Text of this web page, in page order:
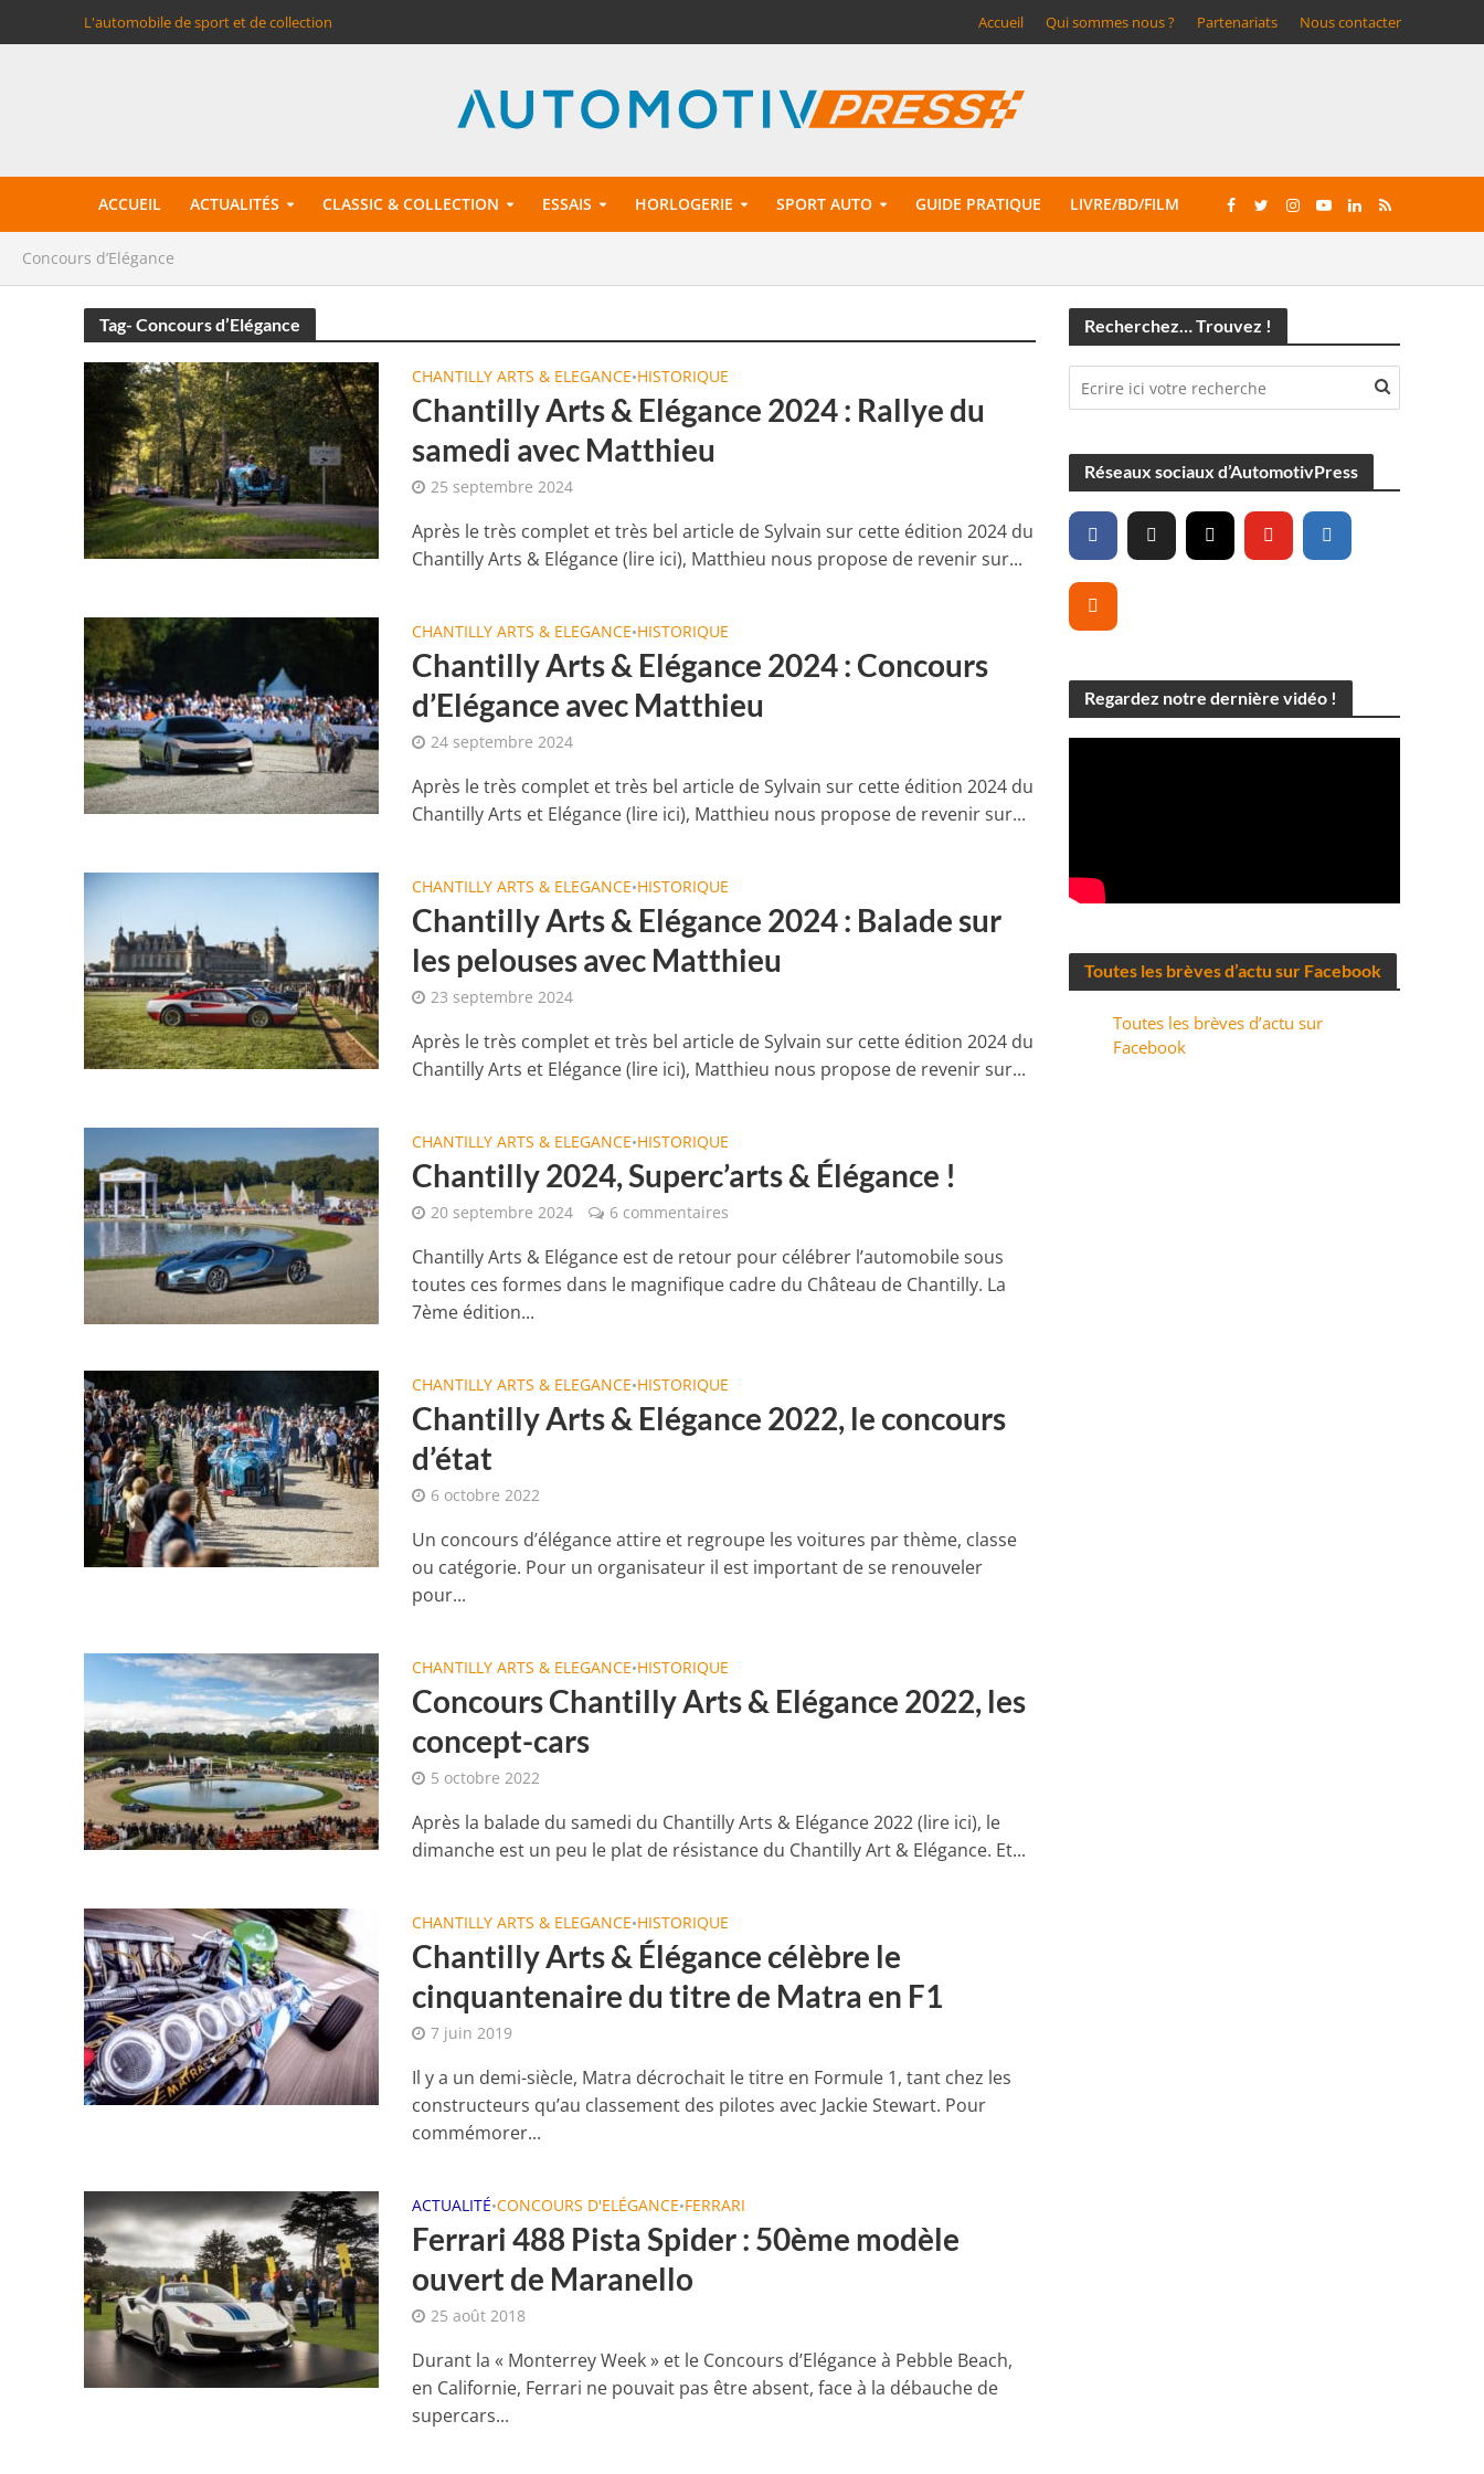
L'automobile de sport et de collection Accueil Qui sommes nous ? Partenariats Nous contacter
ACCUEIL ACTUALITÉS CLASSIC & COLLECTION ESSAIS HORLOGERIE SPORT AUTO GUIDE PRATIQUE LIVRE/BD/FILM
Concours d’Elégance
Tag- Concours d’Elégance
CHANTILLY ARTS & ELEGANCE•HISTORIQUE
Chantilly Arts & Elégance 2024 : Rallye du
samedi avec Matthieu
25 septembre 2024
Après le très complet et très bel article de Sylvain sur cette édition 2024 du
Chantilly Arts & Elégance (lire ici), Matthieu nous propose de revenir sur...
CHANTILLY ARTS & ELEGANCE•HISTORIQUE
Chantilly Arts & Elégance 2024 : Concours
d’Elégance avec Matthieu
24 septembre 2024
Après le très complet et très bel article de Sylvain sur cette édition 2024 du
Chantilly Arts et Elégance (lire ici), Matthieu nous propose de revenir sur...
CHANTILLY ARTS & ELEGANCE•HISTORIQUE
Chantilly Arts & Elégance 2024 : Balade sur
les pelouses avec Matthieu
23 septembre 2024
Après le très complet et très bel article de Sylvain sur cette édition 2024 du
Chantilly Arts et Elégance (lire ici), Matthieu nous propose de revenir sur...
CHANTILLY ARTS & ELEGANCE•HISTORIQUE
Chantilly 2024, Superc’arts & Élégance !
20 septembre 2024 6 commentaires
Chantilly Arts & Elégance est de retour pour célébrer l’automobile sous
toutes ces formes dans le magnifique cadre du Château de Chantilly. La
7ème édition...
CHANTILLY ARTS & ELEGANCE•HISTORIQUE
Chantilly Arts & Elégance 2022, le concours
d’état
6 octobre 2022
Un concours d’élégance attire et regroupe les voitures par thème, classe
ou catégorie. Pour un organisateur il est important de se renouveler
pour...
CHANTILLY ARTS & ELEGANCE•HISTORIQUE
Concours Chantilly Arts & Elégance 2022, les
concept-cars
5 octobre 2022
Après la balade du samedi du Chantilly Arts & Elégance 2022 (lire ici), le
dimanche est un peu le plat de résistance du Chantilly Art & Elégance. Et...
CHANTILLY ARTS & ELEGANCE•HISTORIQUE
Chantilly Arts & Élégance célèbre le
cinquantenaire du titre de Matra en F1
7 juin 2019
Il y a un demi-siècle, Matra décrochait le titre en Formule 1, tant chez les
constructeurs qu’au classement des pilotes avec Jackie Stewart. Pour
commémorer...
ACTUALITÉ•CONCOURS D'ELÉGANCE•FERRARI
Ferrari 488 Pista Spider : 50ème modèle
ouvert de Maranello
25 août 2018
Durant la « Monterrey Week » et le Concours d’Elégance à Pebble Beach,
en Californie, Ferrari ne pouvait pas être absent, face à la débauche de
supercars...
Recherchez… Trouvez !
Réseaux sociaux d’AutomotivPress
Regardez notre dernière vidéo !
Toutes les brèves d’actu sur Facebook
Toutes les brèves d’actu sur
Facebook